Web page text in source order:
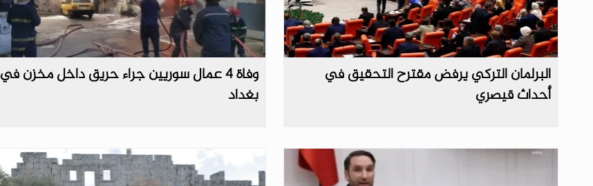
البرلمان التركي يرفض مقترح التحقيق في
أحداث قيصري
وفاة 4 عمال سوريين جراء حريق داخل مخزن في
بغداد